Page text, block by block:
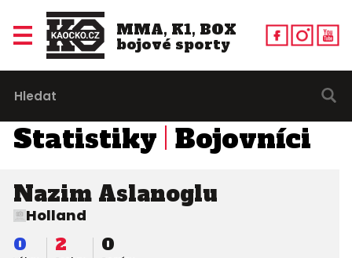
MMA, K1, BOX
bojové sporty
Statistiky Bojovníci
Nazim Aslanoglu
Holland
0 2 0